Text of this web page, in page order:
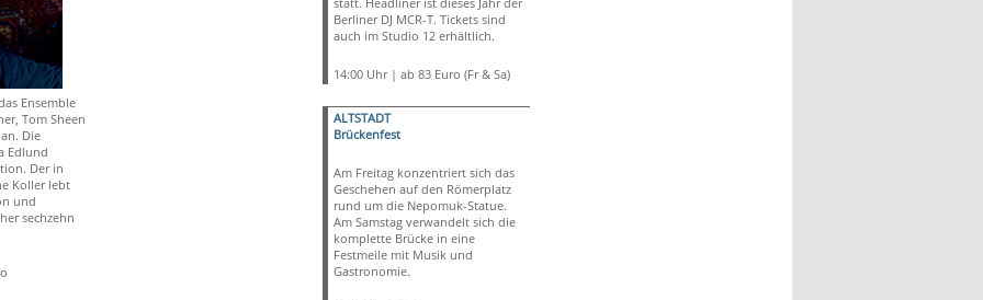
Ensemble
Tom Sheen
Die
Edlund
Der in
Koller lebt
und
sechzehn
Berliner DJ MCR-T. Tickets sind
auch im Studio 12 erhältlich.
14:00 Uhr | ab 83 Euro (Fr & Sa)
ALTSTADT
Brückenfest
Am Freitag konzentriert sich das
Geschehen auf den Römerplatz
rund um die Nepomuk-Statue.
Am Samstag verwandelt sich die
komplette Brücke in eine
Festmeile mit Musik und
Gastronomie.